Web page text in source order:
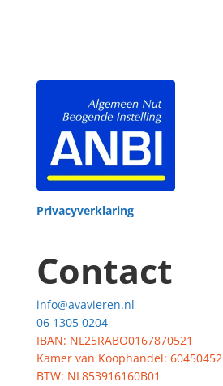
Privacyverklaring
Contact
info@avavieren.nl
06 1305 0204
IBAN: NL25RABO0167870521
Kamer van Koophandel: 60450452
BTW: NL853916160B01